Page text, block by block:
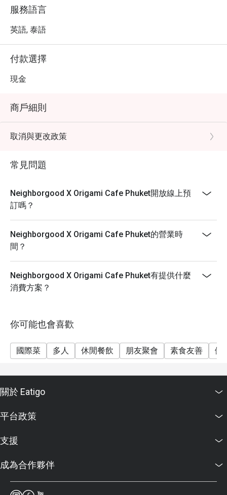
服務語言
英語, 泰語
付款選擇
現金
商戶細則
取消與更改政策
常見問題
Neighborgood X Origami Cafe Phuket開放線上預
訂嗎？
Neighborgood X Origami Cafe Phuket的營業時
間？
Neighborgood X Origami Cafe Phuket有提供什麼
消費方案？
你可能也會喜歡
國際菜 多人 休閒餐飲 朋友聚會 素食友善 健
關於 Eatigo
平台政策
支援
成為合作夥伴